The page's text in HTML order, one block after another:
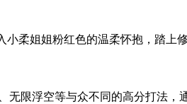
柔姐姐粉红色的温柔怀抱，踏上
限浮空等与众不同的高分打法